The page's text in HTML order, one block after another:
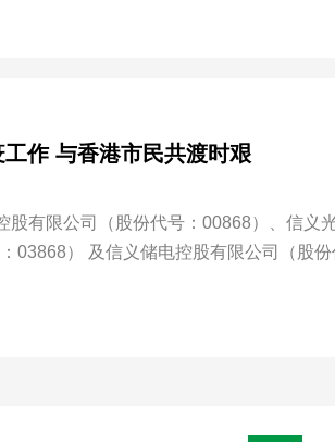
作 与香港市民共渡时艰
有限公司（股份代号：00868）、信义
03868） 及信义储电控股有限公司（股